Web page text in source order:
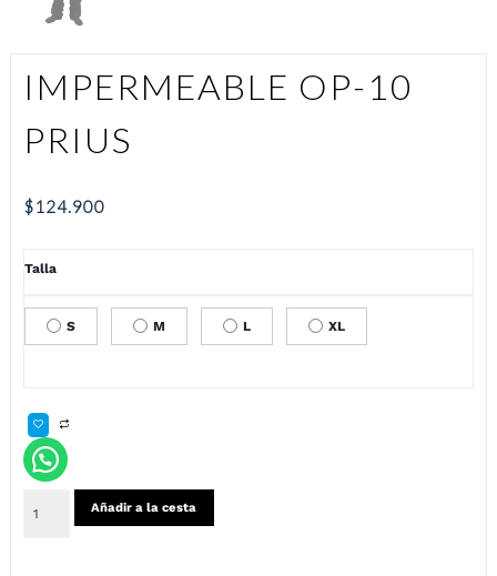
IMPERMEABLE OP-10
PRIUS
$124.900
Talla
S M L XL
Añadir a la cesta